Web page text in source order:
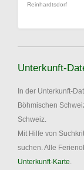
Reinhardtsdorf
Unterkunft-
In der Unterkunft-
Böhmischen
Schweiz.
Mit Hilfe von
suchen. Alle
Unterkunft-Karte